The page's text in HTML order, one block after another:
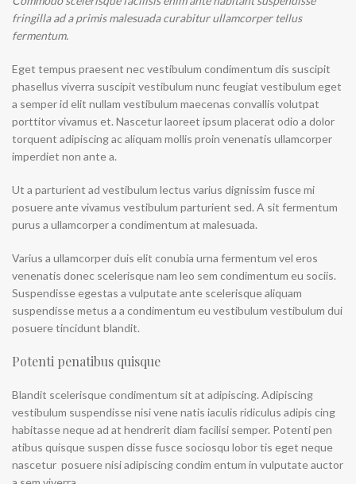
fringilla ad a primis malesuada curabitur ullamcorper tellus
fermentum.
Eget tempus praesent nec vestibulum condimentum dis suscipit
phasellus viverra suscipit vestibulum nunc feugiat vestibulum eget
a semper id elit nullam vestibulum maecenas convallis volutpat
porttitor vivamus et. Nascetur laoreet ipsum placerat odio a dolor
torquent adipiscing ac aliquam mollis proin venenatis ullamcorper
imperdiet non ante a.
Ut a parturient ad vestibulum lectus varius dignissim fusce mi
posuere ante vivamus vestibulum parturient sed. A sit fermentum
purus a ullamcorper a condimentum at malesuada.
Varius a ullamcorper duis elit conubia urna fermentum vel eros
venenatis donec scelerisque nam leo sem condimentum eu sociis.
Suspendisse egestas a vulputate ante scelerisque aliquam
suspendisse metus a a condimentum eu vestibulum vestibulum dui
posuere tincidunt blandit.
Potenti penatibus quisque
Blandit scelerisque condimentum sit at adipiscing. Adipiscing
vestibulum suspendisse nisi vene natis iaculis ridiculus adipis cing
habitasse neque ad at hendrerit diam facilisi semper. Potenti pen
atibus quisque suspen disse fusce sociosqu lobor tis eget neque
nascetur posuere nisi adipiscing condim entum in vulputate auctor